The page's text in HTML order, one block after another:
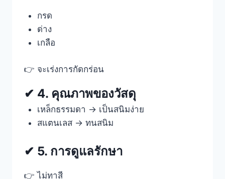
กรด
ด่าง
เกลือ
👉 จะเร่งการกัดกร่อน
✔ 4. คุณภาพของวัสดุ
เหล็กธรรมดา → เป็นสนิมง่าย
สแตนเลส → ทนสนิม
✔ 5. การดูแลรักษา
👉 ไม่ทาสี